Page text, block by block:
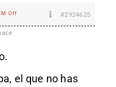
Off #2924625
el que no has